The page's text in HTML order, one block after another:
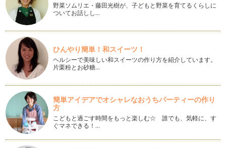
線をまっすぐ書けないのは◯が原因！
みなさんは、まっすぐな線をひくことができますか？ 例えば
「木」という字を書こうとす…
速書きでも上手く見える！"ニコイチ"書きを習得！
字でお悩みの方の中でも特に多いのが、「ゆっくり書くとなか
なか綺麗に書けるのに、急いで書くと…
確実に印象UP！数字を美しく書く
日常生活の中でも、書類や連絡帳など「数字」を書く機会は意
外に多いのではないでしょうか。 …
ペン字本選びに迷ったら！上手な選び方と効果的な練習方法
字がきれいになりたい！と思った時、まずはペン字の練習用テ
キストを購入する方も多いのではない…
野菜ソムリエ・藤田光樹が、子どもと野菜を育てるくらしに
ついてお話しし…
ひんやり簡単！和スイーツ！
ヘルシーで美味しい和スイーツの作り方を紹介しています。
片栗粉とお砂糖…
簡単アイデアでオシャレなおうちパーティーの作り
方
こどもと過ごす時間をもっと楽しむ☆ 誰でも、気軽に、す
ぐマネできる！…